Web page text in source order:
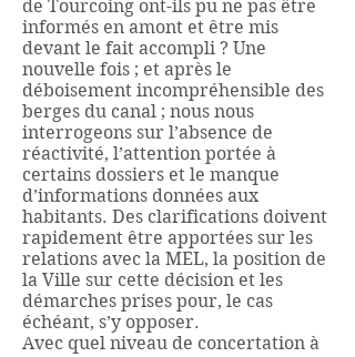
de Tourcoing ont-ils pu ne pas être
informés en amont et être mis
devant le fait accompli ? Une
nouvelle fois ; et après le
déboisement incompréhensible des
berges du canal ; nous nous
interrogeons sur l’absence de
réactivité, l’attention portée à
certains dossiers et le manque
d’informations données aux
habitants. Des clarifications doivent
rapidement être apportées sur les
relations avec la MEL, la position de
la Ville sur cette décision et les
démarches prises pour, le cas
échéant, s’y opposer.
Avec quel niveau de concertation à